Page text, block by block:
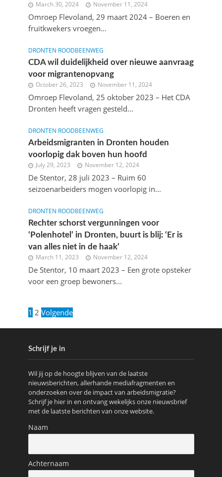
March 30, 2024 November 11, 2024
Omroep Flevoland, 29 maart 2024 – Boeren en
fruitkwekers vroegen...
DRONTEN ROODBEENWEG
CDA wil duidelijkheid over nieuwe aanvraag
voor migrantenopvang
October 26, 2023 November 11, 2024
Omroep Flevoland, 25 oktober 2023 – Het CDA
Dronten heeft vragen gesteld...
DRONTEN ROODBEENWEG
Arbeidsmigranten in Dronten houden
voorlopig dak boven hun hoofd
July 29, 2023 November 12, 2024
De Stentor, 28 juli 2023 – Ruim 60
seizoenarbeiders mogen voorlopig in...
DRONTEN ROODBEENWEG
Rechter schorst vergunningen voor
‘Polenhotel’ in Dronten, buurt is blij: ‘Er is
van alles niet in de haak’
March 11, 2023 November 12, 2024
De Stentor, 10 maart 2023 – Een grote opsteker
voor een groep bewoners...
1 2 Volgende
Schrijf je in
Wil jij op de hoogte blijven van de laatste
nieuwsberichten, allerhande mediafragmenten en
onderzoeken over de impact van arbeidsmigratie?
Schrijf je hier in en ontvang wekelijks onze nieuwsbrief
met de laatste berichten van onze website.
Naam
Achternaam